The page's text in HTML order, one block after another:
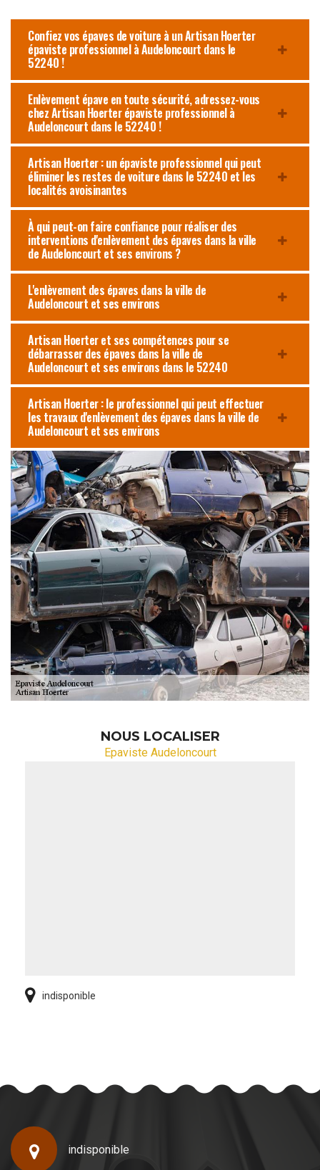
Confiez vos épaves de voiture à un Artisan Hoerter
épaviste professionnel à Audeloncourt dans le
52240 !
Enlèvement épave en toute sécurité, adressez-vous
chez Artisan Hoerter épaviste professionnel à
Audeloncourt dans le 52240 !
Artisan Hoerter : un épaviste professionnel qui peut
éliminer les restes de voiture dans le 52240 et les
localités avoisinantes
À qui peut-on faire confiance pour réaliser des
interventions d'enlèvement des épaves dans la ville
de Audeloncourt et ses environs ?
L'enlèvement des épaves dans la ville de
Audeloncourt et ses environs
Artisan Hoerter et ses compétences pour se
débarrasser des épaves dans la ville de
Audeloncourt et ses environs dans le 52240
Artisan Hoerter : le professionnel qui peut effectuer
les travaux d'enlèvement des épaves dans la ville de
Audeloncourt et ses environs
NOUS LOCALISER
Epaviste Audeloncourt
indisponible
indisponible